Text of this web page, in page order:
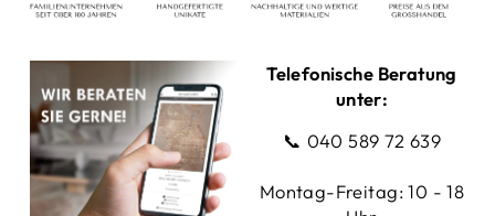
Telefonische Beratung
unter:
📞 040 589 72 639
Montag-Freitag: 10 - 18